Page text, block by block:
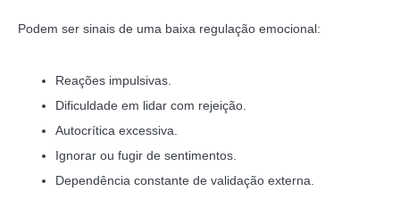
Podem ser sinais de uma baixa regulação emocional:
Reações impulsivas.
Dificuldade em lidar com rejeição.
Autocrítica excessiva.
Ignorar ou fugir de sentimentos.
Dependência constante de validação externa.